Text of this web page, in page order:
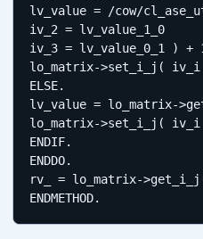
lv_value = /cow/
iv_2 = lv_value_1_0
iv_3 = lv_value_0_1 ) +
lo_matrix->set_i_j(
ELSE.
lv_value = lo_matrix-
lo_matrix->set_i_j(
ENDIF.
ENDDO.
rv_ = lo_matrix-
ENDMETHOD.